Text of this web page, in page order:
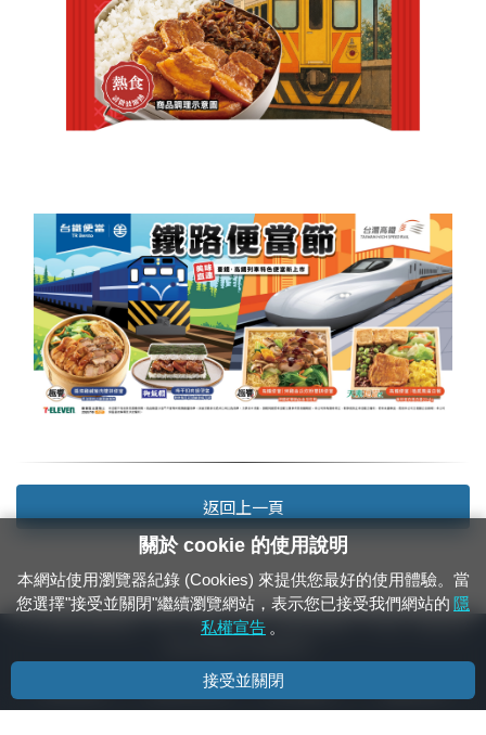
返回上一頁
24小時緊急通報電話：1933（市話、手機，僅限發現軌道、平交道、橋樑及隧
資通安全政策 著作權聲明
關於 cookie 的使用說明
本網站使用瀏覽器紀錄 (Cookies) 來提供您最好的使用體驗。當
您選擇"接受並關閉"繼續瀏覽網站，表示您已接受我們網站的 隱
私權宣告 。
接受並關閉